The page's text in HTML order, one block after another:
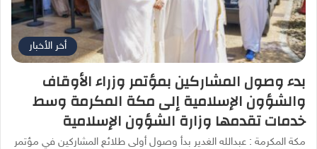
أخر الأخبار
بدء وصول المشاركين بمؤتمر وزراء الأوقاف
والشؤون الإسلامية إلى مكة المكرمة وسط
خدمات تقدمها وزارة الشؤون الإسلامية
مكة المكرمة : عبدالله الغدير بدأ وصول أولى طلائع المشاركين في مؤتمر